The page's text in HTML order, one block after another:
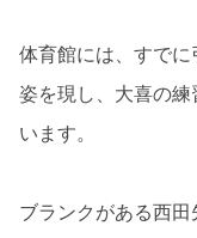
体育館には、すで
姿を現し、大喜の
います。
ブランクがある西